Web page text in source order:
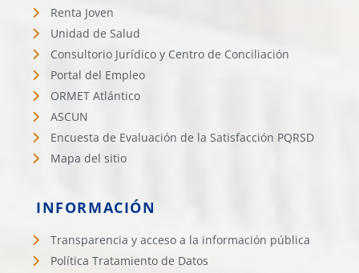
Renta Joven
Unidad de Salud
Consultorio Jurídico y Centro de Conciliación
Portal del Empleo
ORMET Atlántico
ASCUN
Encuesta de Evaluación de la Satisfacción PQRSD
Mapa del sitio
INFORMACIÓN
Transparencia y acceso a la información pública
Política Tratamiento de Datos